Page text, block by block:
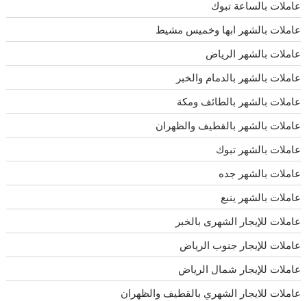
عاملات بالساعة تبوك
عاملات بالشهر ابها وخميس مشيط
عاملات بالشهر الرياض
عاملات بالشهر بالدمام والخبر
عاملات بالشهر بالطائف ومكة
عاملات بالشهر بالقطيف والظهران
عاملات بالشهر تبوك
عاملات بالشهر جده
عاملات بالشهر ينبع
عاملات للإيجار الشهرى بالخبر
عاملات للإيجار جنوب الرياض
عاملات للإيجار شمال الرياض
عاملات للايجار الشهري بالقطيف والظهران